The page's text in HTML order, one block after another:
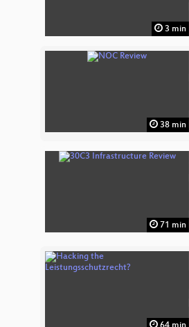
3 min
38 min
71 min